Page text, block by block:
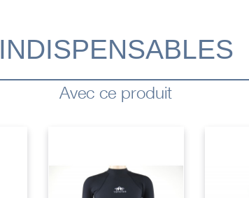
INDISPENSABLES
Avec ce produit